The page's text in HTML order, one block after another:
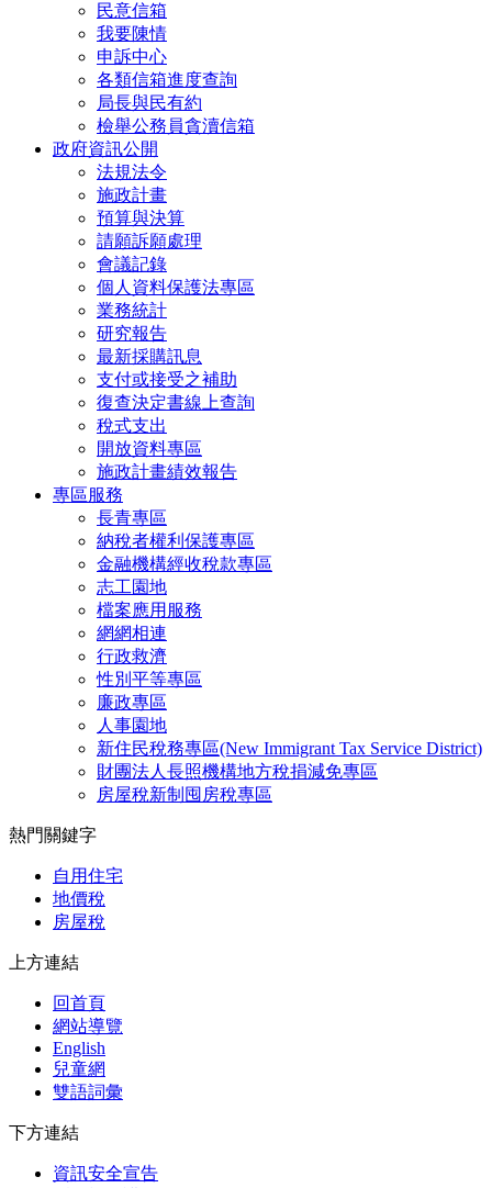
民意信箱
我要陳情
申訴中心
各類信箱進度查詢
局長與民有約
檢舉公務員貪瀆信箱
政府資訊公開
法規法令
施政計畫
預算與決算
請願訴願處理
會議記錄
個人資料保護法專區
業務統計
研究報告
最新採購訊息
支付或接受之補助
復查決定書線上查詢
稅式支出
開放資料專區
施政計畫績效報告
專區服務
長青專區
納稅者權利保護專區
金融機構經收稅款專區
志工園地
檔案應用服務
網網相連
行政救濟
性別平等專區
廉政專區
人事園地
新住民稅務專區(New Immigrant Tax Service District)
財團法人長照機構地方稅捐減免專區
房屋稅新制囤房稅專區
熱門關鍵字
自用住宅
地價稅
房屋稅
上方連結
回首頁
網站導覽
English
兒童網
雙語詞彙
下方連結
資訊安全宣告